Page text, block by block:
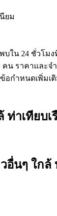
ยม
ใน 24 ชั่วโมง
คน ราคาและ
อกำหนดเพิ่มเ
ท่าเทียบเ
อื่นๆ ใกล้